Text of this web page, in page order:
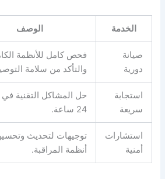
الخدمة الوصف
صيانة
دورية
فحص كامل للأنظمة
والتأكد من سلامة
استجابة
سريعة
حل المشاكل التقنية
24 ساعة.
استشارات
أمنية
توجيهات لتحديث
أنظمة المراقبة.